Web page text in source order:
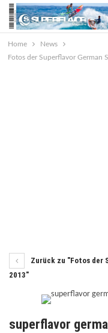
Home
News
Fotos der Superflavor German
Zurück zu "Fotos der
2013"
superflavor